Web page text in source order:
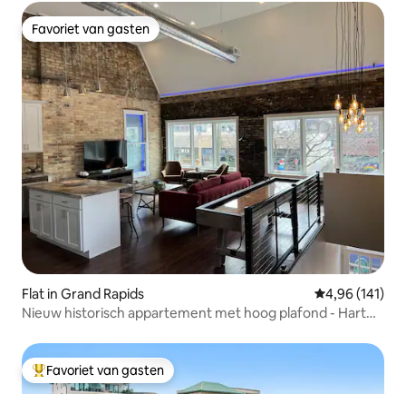
Favoriet van gasten
Favoriet van gasten
Flat in Grand Rapids Gemiddelde
4,96 (141)
Nieuw historisch appartement met hoog plafond - Hart
Topfavoriet van gasten
Favoriet van gasten